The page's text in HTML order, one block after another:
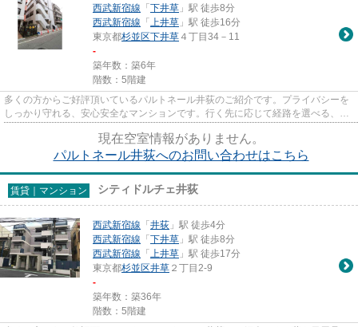
西武新宿線 「 下井草 」駅 徒歩8分
西武新宿線 「 上井草 」駅 徒歩16分
東京都杉並区下井草 ４丁目34－11
-
築年数：築6年
階数：5階建
多くの方からご好評頂いているパルトネール井荻のご紹介です。プライバシーを
しっかり守れる、安心安全なマンションです。行く先に応じて経路を選べる、2
現在空室情報がありません。
パルトネール井荻へのお問い合わせはこちら
賃貸｜マンション シティドルチェ井荻
西武新宿線 「 井荻 」駅 徒歩4分
西武新宿線 「 下井草 」駅 徒歩8分
西武新宿線 「 上井草 」駅 徒歩17分
東京都杉並区井草 ２丁目2-9
-
築年数：築36年
階数：5階建